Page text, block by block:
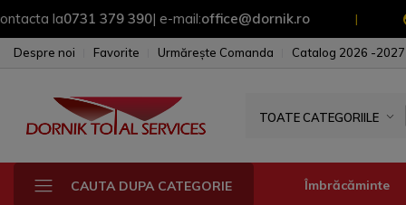
la0731 379 390| e-mail:office@dornik.ro |
Despre noi Favorite Urmărește Comanda Catalog 2026 -2027
TOATE CATEGORIILE
CAUTA DUPA CATEGORIE Îmbrăcăminte